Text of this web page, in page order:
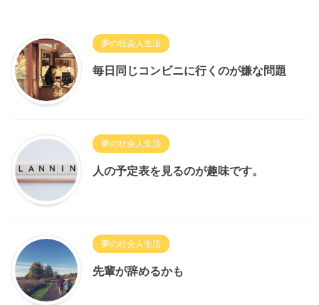
夢の社会人生活
毎日同じコンビニに行くのが嫌な問題
夢の社会人生活
人の予定表を見るのが趣味です。
夢の社会人生活
先輩が辞めるかも